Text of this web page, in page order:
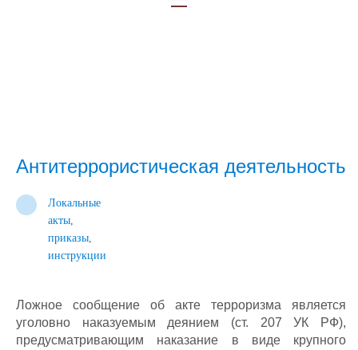
Антитеррористическая деятельность
Локальные
акты,
приказы,
инструкции
Ложное сообщение об акте терроризма является
уголовно наказуемым деянием (ст. 207 УК РФ),
предусматривающим наказание в виде крупного